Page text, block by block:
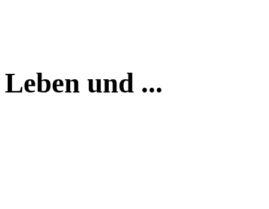
Leben und ...